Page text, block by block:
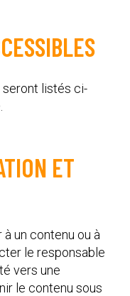
listés ci-
ET
à un contenu ou à
le responsable
vers une
le contenu sous